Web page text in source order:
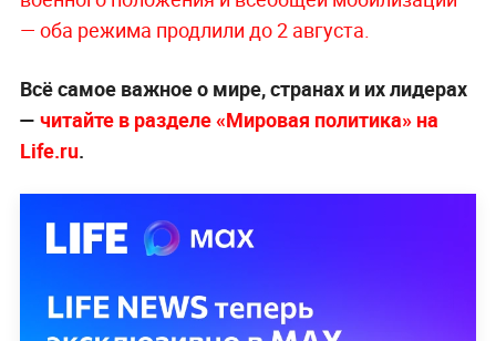
— оба режима продлили до 2 августа.
Всё самое важное о мире, странах и их лидерах
— читайте в разделе «Мировая политика» на
Life.ru.